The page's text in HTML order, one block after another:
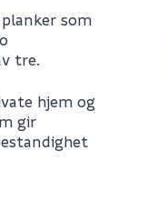
som
tre.
hjem og
gir